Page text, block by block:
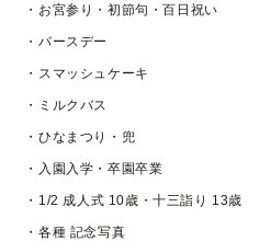
・お宮参り・初節句・百日祝い
・バースデー
・スマッシュケーキ
・ミルクバス
・ひなまつり・兜
・入園入学・卒園卒業
・1/2 成人式 10歳・十三詣り 13歳
・各種 記念写真